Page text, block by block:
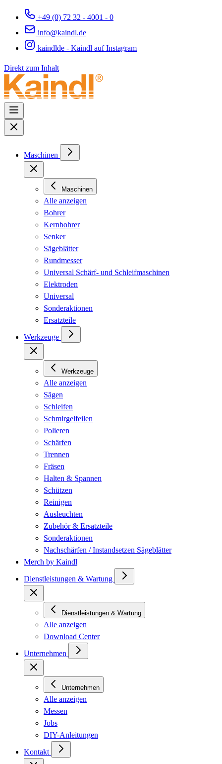
+49 (0) 72 32 - 4001 - 0
info@kaindl.de
kaindlde - Kaindl auf Instagram
Direkt zum Inhalt
Maschinen
Maschinen
Alle anzeigen
Bohrer
Kernbohrer
Senker
Sägeblätter
Rundmesser
Universal Schärf- und Schleifmaschinen
Elektroden
Universal
Sonderaktionen
Ersatzteile
Werkzeuge
Werkzeuge
Alle anzeigen
Sägen
Schleifen
Schmirgelfeilen
Polieren
Schärfen
Trennen
Fräsen
Halten & Spannen
Schützen
Reinigen
Ausleuchten
Zubehör & Ersatzteile
Sonderaktionen
Nachschärfen / Instandsetzen Sägeblätter
Merch by Kaindl
Dienstleistungen & Wartung
Dienstleistungen & Wartung
Alle anzeigen
Download Center
Unternehmen
Unternehmen
Alle anzeigen
Messen
Jobs
DIY-Anleitungen
Kontakt